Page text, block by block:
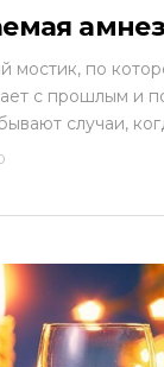
мостик, по
с прошлым и
случаи,